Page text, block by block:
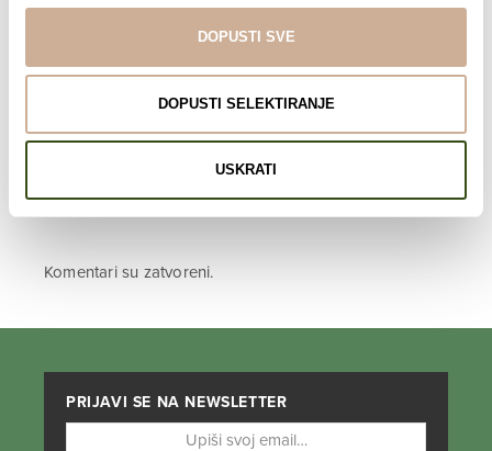
DOPUSTI SVE
DOPUSTI SELEKTIRANJE
USKRATI
Davor Rostuhar – Polarni san
22,90€
Komentari su zatvoreni.
PRIJAVI SE NA NEWSLETTER